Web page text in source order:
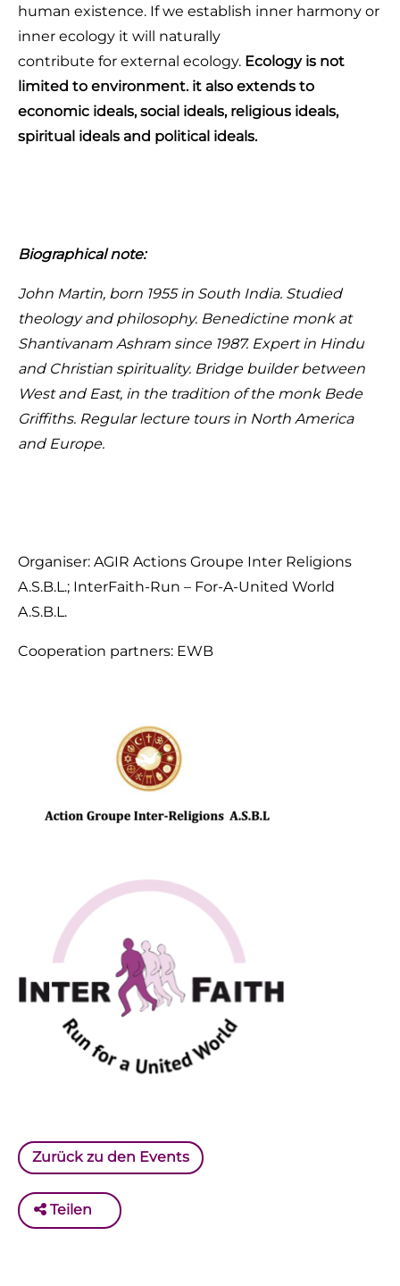
human existence. If we establish inner harmony or
inner ecology it will naturally
contribute for external ecology. Ecology is not
limited to environment. it also extends to
economic ideals, social ideals, religious ideals,
spiritual ideals and political ideals.
Biographical note:
John Martin, born 1955 in South India. Studied
theology and philosophy. Benedictine monk at
Shantivanam Ashram since 1987. Expert in Hindu
and Christian spirituality. Bridge builder between
West and East, in the tradition of the monk Bede
Griffiths. Regular lecture tours in North America
and Europe.
Organiser: AGIR Actions Groupe Inter Religions
A.S.B.L.; InterFaith-Run – For-A-United World
A.S.B.L.
Cooperation partners: EWB
Zurück zu den Events
Teilen